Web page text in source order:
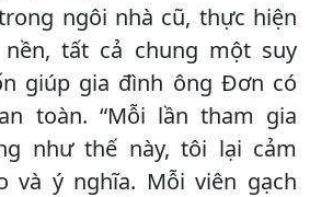
ngôi nhà cũ, thực hiện
tất cả chung một suy
giúp gia đình ông Đơn có
toàn. “Mỗi lần tham gia
như thế này, tôi lại cảm
và ý nghĩa. Mỗi viên gạch